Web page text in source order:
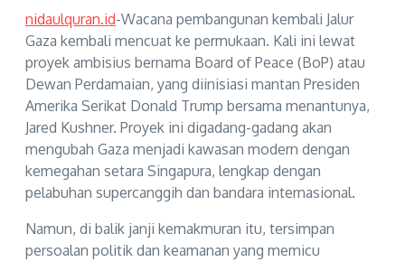
nidaulquran.id-Wacana pembangunan kembali Jalur
Gaza kembali mencuat ke permukaan. Kali ini lewat
proyek ambisius bernama Board of Peace (BoP) atau
Dewan Perdamaian, yang diinisiasi mantan Presiden
Amerika Serikat Donald Trump bersama menantunya,
Jared Kushner. Proyek ini digadang-gadang akan
mengubah Gaza menjadi kawasan modern dengan
kemegahan setara Singapura, lengkap dengan
pelabuhan supercanggih dan bandara internasional.
Namun, di balik janji kemakmuran itu, tersimpan
persoalan politik dan keamanan yang memicu